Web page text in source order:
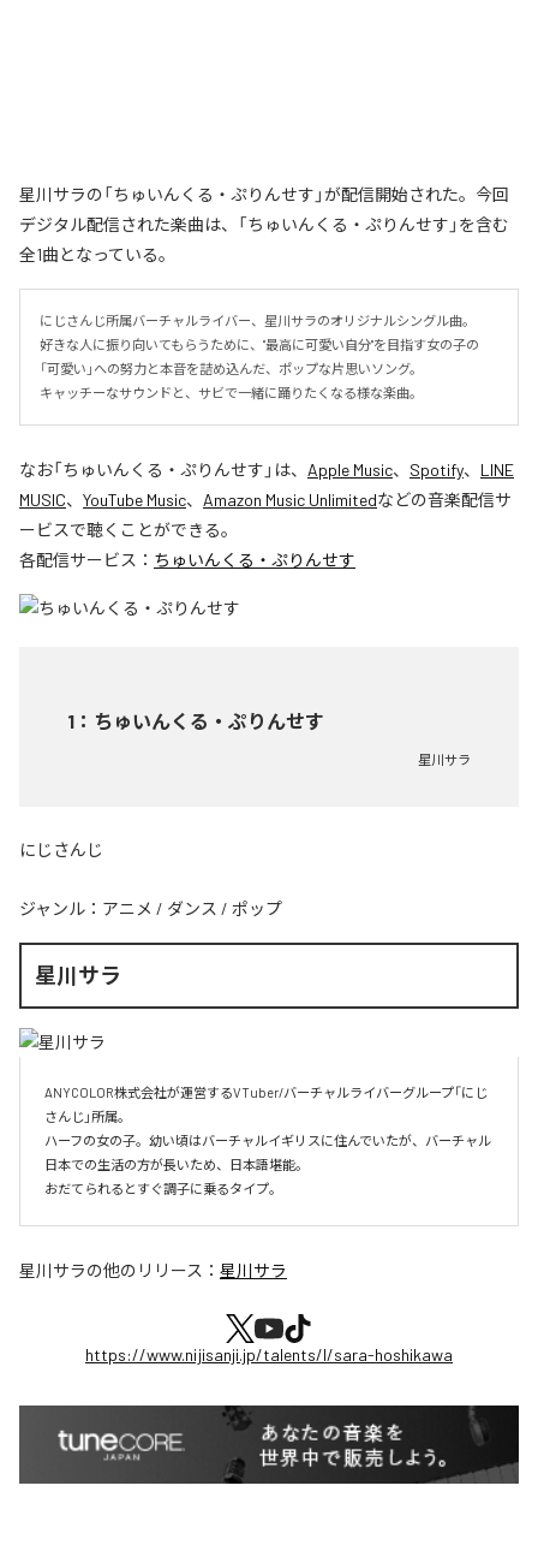
星川サラの「ちゅいんくる・ぷりんせす」が配信開始された。今回
デジタル配信された楽曲は、「ちゅいんくる・ぷりんせす」を含む
全1曲となっている。
にじさんじ所属バーチャルライバー、星川サラのオリジナルシングル曲。
好きな人に振り向いてもらうために、"最高に可愛い自分"を目指す女の子の
「可愛い」への努力と本音を詰め込んだ、ポップな片思いソング。
キャッチーなサウンドと、サビで一緒に踊りたくなる様な楽曲。
なお「ちゅいんくる・ぷりんせす 」は、 Apple Music、 Spotify、 LINE
MUSIC、 YouTube Music、 Amazon Music Unlimitedなどの音楽配信サ
ービスで聴くことができる。
各配信サービス： ちゅいんくる・ぷりんせす
1 ： ちゅいんくる・ぷりんせす
星川サラ
にじさんじ
ジャンル： アニメ / ダンス / ポップ
星川サラ
ANYCOLOR株式会社が運営するVTuber/バーチャルライバーグループ「にじ
さんじ」所属。
ハーフの女の子。幼い頃はバーチャルイギリスに住んでいたが、バーチャル
日本での生活の方が長いため、日本語堪能。
おだてられるとすぐ調子に乗るタイプ。
星川サラの他のリリース： 星川サラ
https://www.nijisanji.jp/talents/l/sara-hoshikawa